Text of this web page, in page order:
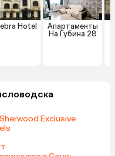
Hotel
Апартаменты
На Губина 28
Exclusive·
·